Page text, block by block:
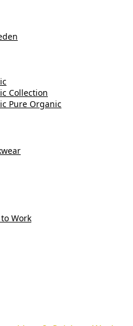
Collection
Pure Organic
Work